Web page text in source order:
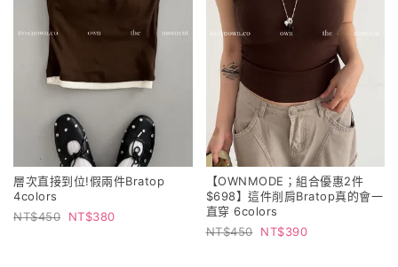
層次直接到位!假兩件Bratop
4colors
450
380
【OWNMODE；組合優惠2件
$698】這件削肩Bratop真的會一
直穿 6colors
450
390